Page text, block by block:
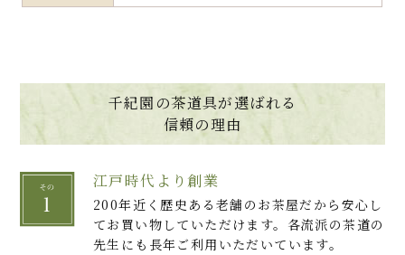
千紀園の茶道具が選ばれる
信頼の理由
江戸時代より創業
200年近く歴史ある老舗のお茶屋だから安心し
てお買い物していただけます。各流派の茶道の
先生にも長年ご利用いただいています。